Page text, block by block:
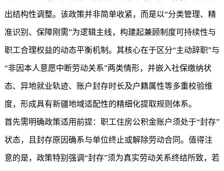
出结构性调整。该政策并非简单收紧，而是以“分类管理、精
准识别、保障刚需”为逻辑主线，构建起兼顾制度可持续性与
职工合理权益的动态平衡机制。其核心在于区分“主动辞职”与
“非因本人意愿中断劳动关系”两类情形，并嵌入社保缴纳状
态、异地就业轨迹、账户封存时长及户籍属性等多重校验维
度，形成具有新疆地域适配性的精细化提取规则体系。
首先需明确政策适用前提：职工住房公积金账户须处于“封存”
状态，且封存原因确系与单位终止或解除劳动合同。值得注
意的是，政策特别强调“封存”须为真实劳动关系终结所致，若